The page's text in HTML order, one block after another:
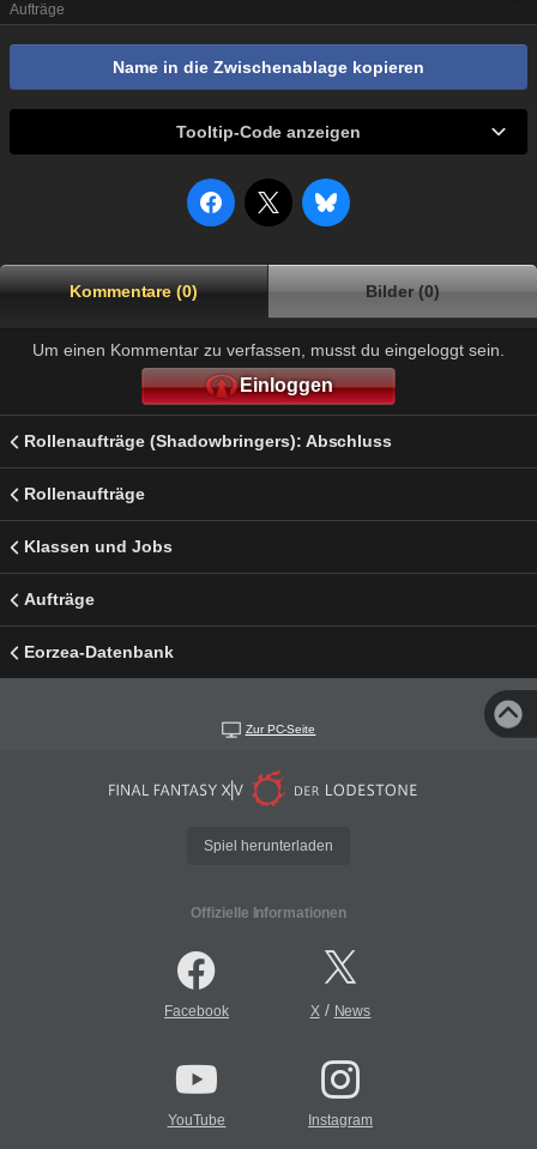
Aufträge
Name in die Zwischenablage kopieren
Tooltip-Code anzeigen
Kommentare (0) Bilder (0)
Um einen Kommentar zu verfassen, musst du eingeloggt sein.
Einloggen
Rollenaufträge (Shadowbringers): Abschluss
Rollenaufträge
Klassen und Jobs
Aufträge
Eorzea-Datenbank
Zur PC-Seite
Spiel herunterladen
Offizielle Informationen
Facebook X/ News
YouTube Instagram